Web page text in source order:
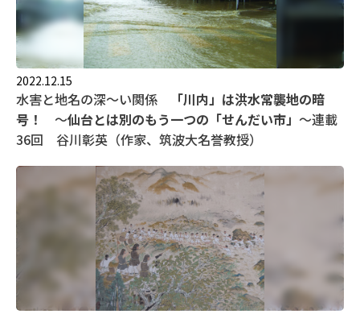
2022.12.15
水害と地名の深～い関係
「川内」は洪水常襲地の暗
号！
～仙台とは別のもう一つの「せんだい市」 ～連載
36回 谷川彰英（作家、筑波大名誉教授）